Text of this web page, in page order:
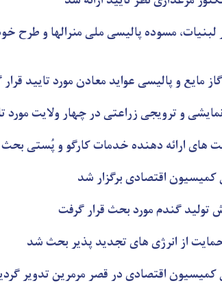
مسوده پالیسی ملی منرالها و طرح
مایع و پالیسی عواید معادن مورد تایید
و ترویجی زراعتی در چهار ولایت مورد
های ارائه دهنده خدمات کارگو و پُستی
اقتصادی برګزار شد
تولید گندم مورد بحث قرار گرفت
از انرژی های تجدید پذیر بحث شد
اقتصادی در قصر مرمرین تدویر